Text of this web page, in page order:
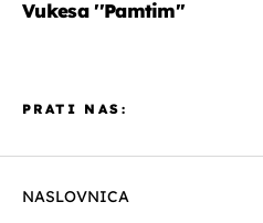
Vukesa ''Pamtim''
NASLOVNICA
PRATI NAS: